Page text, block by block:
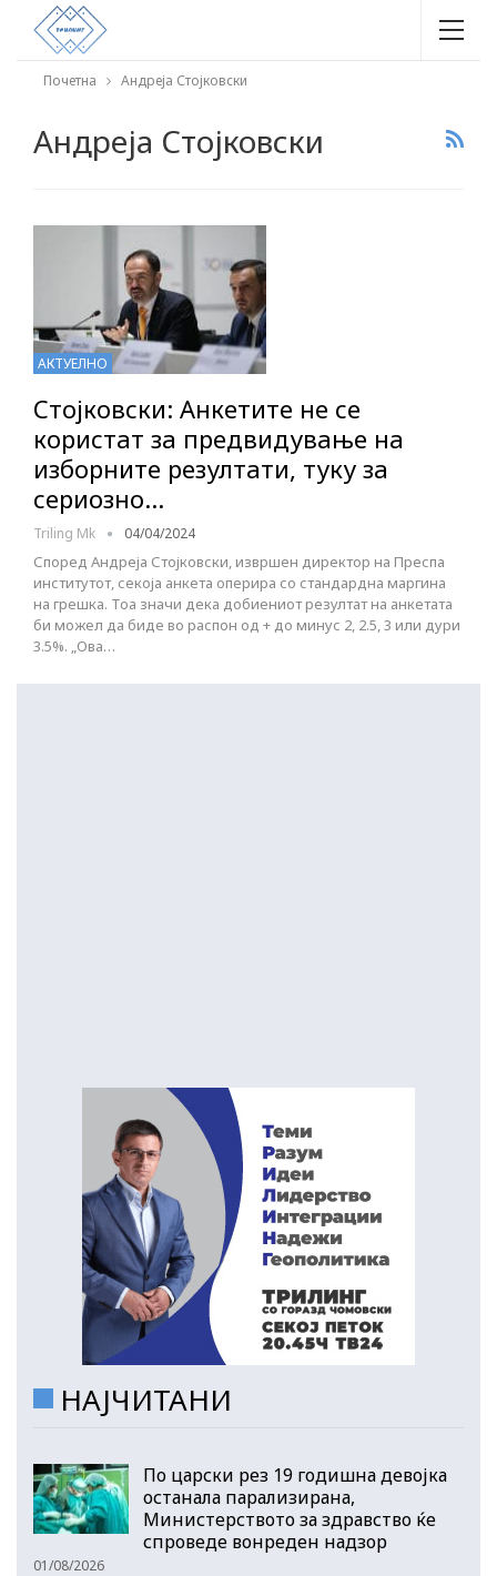
Почетна Андреја Стојковски
Андреја Стојковски
АКТУЕЛНО
Стојковски: Анкетите не се
користат за предвидување на
изборните резултати, туку за
сериозно…
Triling Mk 04/04/2024
Според Андреја Стојковски, извршен директор на Преспа
институтот, секоја анкета оперира со стандардна маргина
на грешка. Тоа значи дека добиениот резултат на анкетата
би можел да биде во распон од + до минус 2, 2.5, 3 или дури
3.5%. „Ова…
НАЈЧИТАНИ
По царски рез 19 годишна девојка
останала парализирана,
Министерството за здравство ќе
спроведе вонреден надзор
01/08/2026